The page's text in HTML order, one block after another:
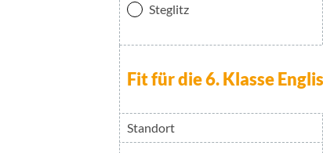
Steglitz
Fit für die 6. Klasse
Standort